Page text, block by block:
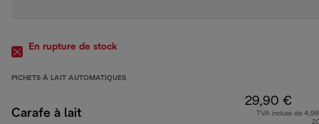
En rupture de stock
PICHETS À LAIT AUTOMATIQUES
Carafe à lait
29,90 €
TVA incluse de